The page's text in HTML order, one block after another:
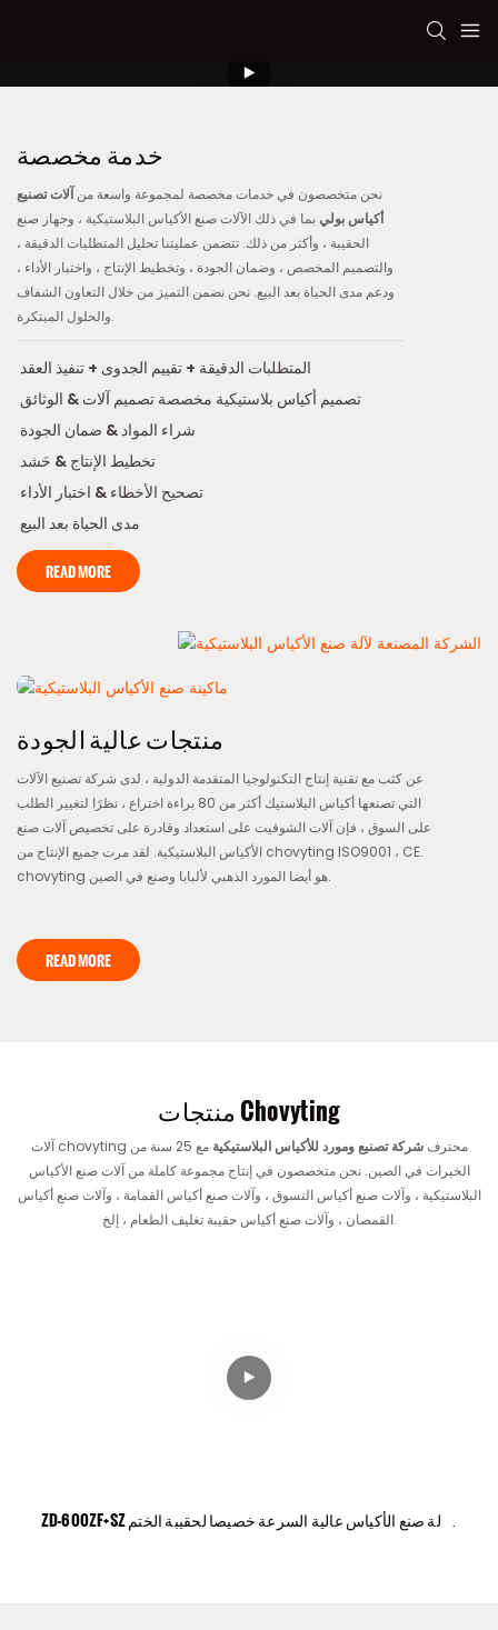
خدمة مخصصة
نحن متخصصون في خدمات مخصصة لمجموعة واسعة منآلات تصنيع
أكياس بوليبما في ذلك الآلات صنع الأكياس البلاستيكية ، وجهاز صنع
الحقيبة ، وأكثر من ذلك. تتضمن عمليتنا تحليل المتطلبات الدقيقة ،
والتصميم المخصص ، وضمان الجودة ، وتخطيط الإنتاج ، واختبار الأداء ،
ودعم مدى الحياة بعد البيع. نحن نضمن التميز من خلال التعاون الشفاف
والحلول المبتكرة.
المتطلبات الدقيقة + تقييم الجدوى + تنفيذ العقد
تصميم أكياس بلاستيكية مخصصة تصميم آلات & الوثائق
شراء المواد & ضمان الجودة
تخطيط الإنتاج & حَشد
تصحيح الأخطاء & اختبار الأداء
مدى الحياة بعد البيع
READ MORE
منتجات عالية الجودة
عن كثب مع تقنية إنتاج التكنولوجيا المتقدمة الدولية ، لدى شركة تصنيع الآلات
التي تصنعها أكياس البلاستيك أكثر من 80 براءة اختراع ، نظرًا لتغيير الطلب
على السوق ، فإن آلات الشوفيت على استعداد وقادرة على تخصيص آلات صنع
الأكياس البلاستيكية. لقد مرت جميع الإنتاج من chovyting ISO9001 ، CE.
chovyting هو أيضا المورد الذهبي لألبابا وصنع في الصين.
READ MORE
منتجات Chovyting
آلات chovyting محترفشركة تصنيع ومورد للأكياس البلاستيكية
مع 25 سنة من
الخبرات في الصين. نحن متخصصون في إنتاج مجموعة كاملة من آلات صنع الأكياس
البلاستيكية ، وآلات صنع أكياس التسوق ، وآلات صنع أكياس القمامة ، وآلات صنع أكياس
القمصان ، وآلات صنع أكياس حقيبة تغليف الطعام ، إلخ.
ZD-600ZF+SZ آلة صنع الأكياس عالية السرعة خصيصا لحقيبة الختم